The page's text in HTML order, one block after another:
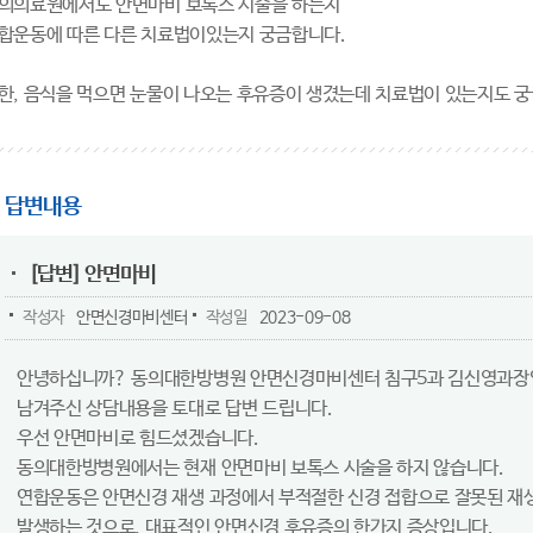
의료원에서도 안면마비 보톡스 시술을 하는지
운동에 따른 다른 치료법이있는지 궁금합니다.
, 음식을 먹으면 눈물이 나오는 후유증이 생겼는데 치료법이 있는지도
답변내용
[답변] 안면마비
작성자 안면신경마비센터 작성일 2023-09-08
안녕하십니까? 동의대한방병원 안면신경마비센터 침구5과 김신영과장
남겨주신 상담내용을 토대로 답변 드립니다.
우선 안면마비로 힘드셨겠습니다.
동의대한방병원에서는 현재 안면마비 보톡스 시술을 하지 않습니다.
연합운동은 안면신경 재생 과정에서 부적절한 신경 접합으로 잘못된 재
발생하는 것으로, 대표적인 안면신경 후유증의 한가지 증상입니다.